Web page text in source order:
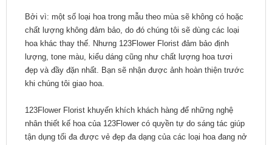
Bởi vì: một số loại hoa trong mẫu theo mùa sẽ không có hoặc
chất lượng không đảm bảo, do đó chúng tôi sẽ dùng các loại
hoa khác thay thế. Nhưng 123Flower Florist đảm bảo định
lượng, tone màu, kiểu dáng cũng như chất lượng hoa tươi
đẹp và đầy đặn nhất. Bạn sẽ nhận được ảnh hoàn thiện trước
khi chúng tôi giao hoa.
123Flower Florist khuyến khích khách hàng để những nghệ
nhân thiết kế hoa của 123Flower có quyền tự do sáng tác giúp
tận dụng tối đa được vẻ đẹp đa dạng của các loại hoa đang nở